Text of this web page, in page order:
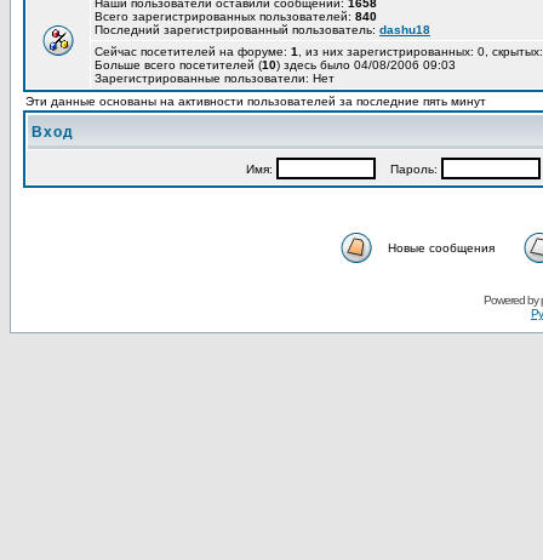
Наши пользователи оставили сообщений: 1658
Всего зарегистрированных пользователей: 840
Последний зарегистрированный пользователь: dashu18
Сейчас посетителей на форуме: 1
, из них зарегистрированных: 0,
Больше всего посетителей (10) здесь было 04/08/2006 09:03
Зарегистрированные пользователи: Нет
Эти данные основаны на активности пользователей за последние пять минут
Вход
Имя: Пароль:
Новые сообщения
Powered by